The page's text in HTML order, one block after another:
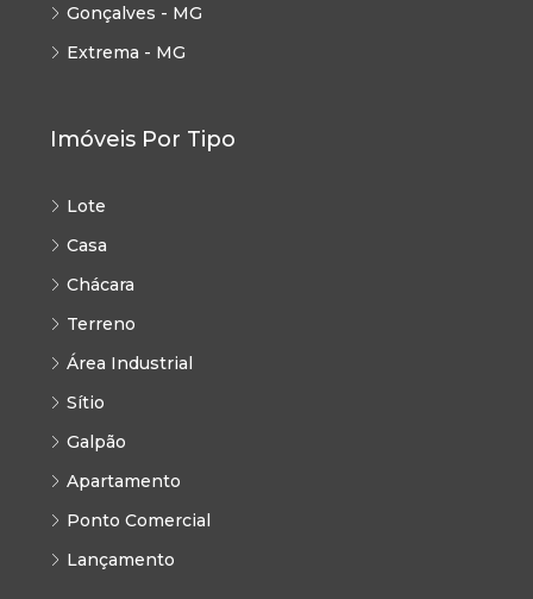
Gonçalves - MG
Extrema - MG
Imóveis Por Tipo
Lote
Casa
Chácara
Terreno
Área Industrial
Sítio
Galpão
Apartamento
Ponto Comercial
Lançamento